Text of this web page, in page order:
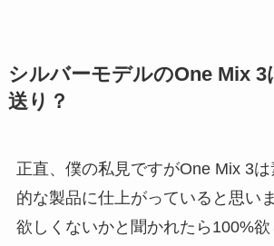
シルバーモデルのOne Mix 3
送り？
正直、僕の私見ですがOne Mix 3
的な製品に仕上がっていると思い
欲しくないかと聞かれたら100%